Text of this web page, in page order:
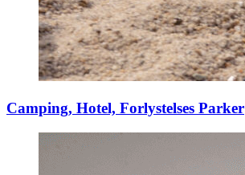
Camping, Hotel, Forlystelses Parker